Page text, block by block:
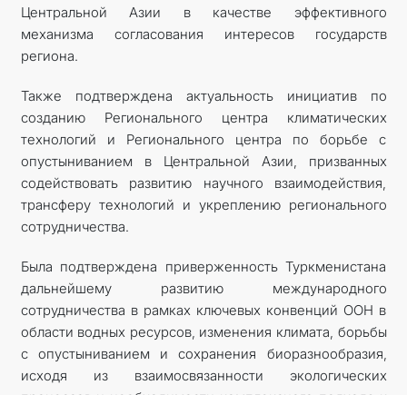
Центральной Азии в качестве эффективного
механизма согласования интересов государств
региона.
Также подтверждена актуальность инициатив по
созданию Регионального центра климатических
технологий и Регионального центра по борьбе с
опустыниванием в Центральной Азии, призванных
содействовать развитию научного взаимодействия,
трансферу технологий и укреплению регионального
сотрудничества.
Была подтверждена приверженность Туркменистана
дальнейшему развитию международного
сотрудничества в рамках ключевых конвенций ООН в
области водных ресурсов, изменения климата, борьбы
с опустыниванием и сохранения биоразнообразия,
исходя из взаимосвязанности экологических